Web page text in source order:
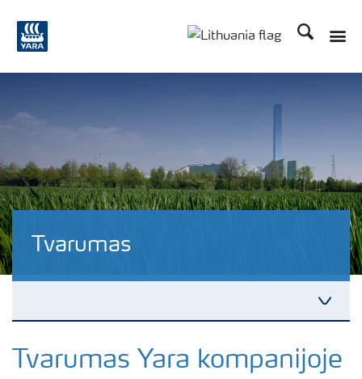
Ieškoti
Tvarumas
Yara pasauliniu mastu
Tvarumas Yara kompanijoje